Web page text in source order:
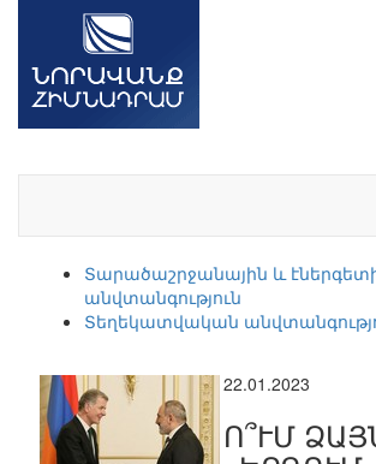
Տարածաշրջանային և
անվտանգություն
Տեղեկատվական
22.01.2023
Ո՞ՒՄ